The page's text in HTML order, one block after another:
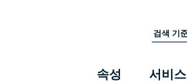
속성 서비스